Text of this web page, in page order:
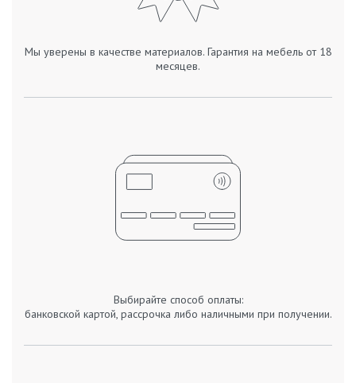
Мы уверены в качестве материалов. Гарантия на мебель от 18
месяцев.
Выбирайте способ оплаты:
банковской картой, рассрочка либо наличными при получении.